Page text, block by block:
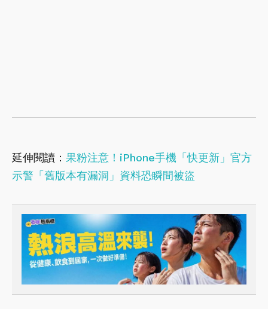
延伸閱讀： 果粉注意！iPhone手機「快更新」官方
示警「舊版本有漏洞」資料恐瞬間被盜